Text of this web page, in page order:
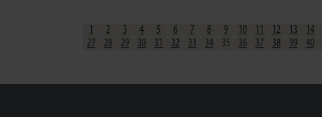
1 2 3 4 5 6 7 8 9 10 11 12 13 14
27
28 29 30 31 32 33 34 35 36 37 38 39 40